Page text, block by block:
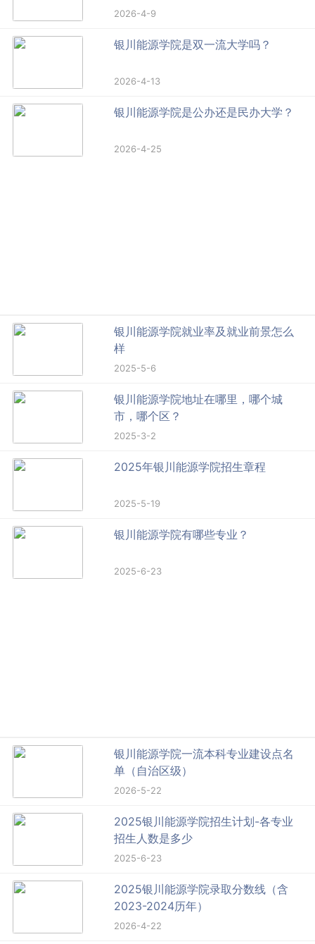
2026-4-9
银川能源学院是双一流大学吗？
2026-4-13
银川能源学院是公办还是民办大学？
2026-4-25
银川能源学院就业率及就业前景怎么
样
2025-5-6
银川能源学院地址在哪里，哪个城
市，哪个区？
2025-3-2
2025年银川能源学院招生章程
2025-5-19
银川能源学院有哪些专业？
2025-6-23
银川能源学院一流本科专业建设点名
单（自治区级）
2026-5-22
2025银川能源学院招生计划-各专业
招生人数是多少
2025-6-23
2025银川能源学院录取分数线（含
2023-2024历年）
2026-4-22